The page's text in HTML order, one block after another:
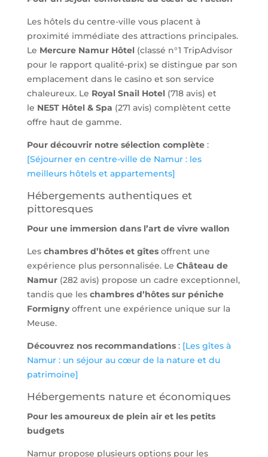
Les hôtels du centre-ville vous placent à
proximité immédiate des attractions principales.
Le Mercure Namur Hôtel(classé n°1 TripAdvisor
pour le rapport qualité-prix) se distingue par son
emplacement dans le casino et son service
chaleureux. Le Royal Snail Hotel(718 avis) et
le NE5T Hôtel & Spa (271 avis) complètent cette
offre haut de gamme.
Pour découvrir notre sélection complète:
[Séjourner en centre-ville de Namur : les
meilleurs hôtels et appartements]
Hébergements authentiques et
pittoresques
Pour une immersion dans l’art de vivre wallon
Les chambres d’hôtes et gîtesoffrent une
expérience plus personnalisée. Le Château de
Namur(282 avis) propose un cadre exceptionnel,
tandis que les chambres d’hôtes sur péniche
Formignyoffrent une expérience unique sur la
Meuse.
Découvrez nos recommandations: [Les gîtes à
Namur : un séjour au cœur de la nature et du
patrimoine]
Hébergements nature et économiques
Pour les amoureux de plein air et les petits
budgets
Namur propose plusieurs options pour les